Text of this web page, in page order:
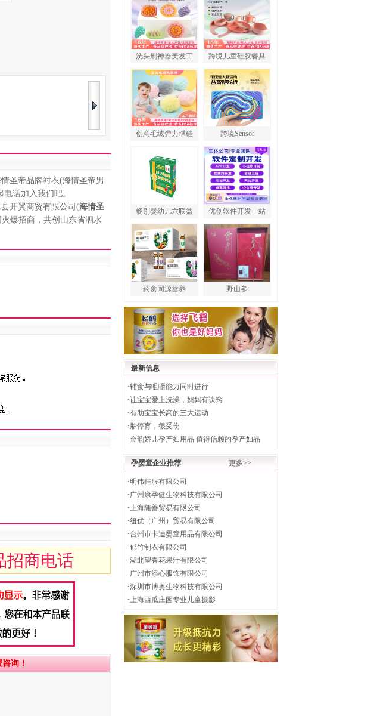
圣帝品牌衬衣(海情圣帝男
话加入我们吧。
开翼商贸有限公司(海情圣
爆招商，共创山东省泗水
招商电话
询！
洗头刷神器美发工 跨境儿童硅胶餐具
创意毛绒弹力球硅 跨境Sensor
畅别婴幼儿六联益 优创软件开发一站
药食同源营养 野山参
最新信息
·辅食与咀嚼能力同时进行
·让宝宝爱上洗澡，妈妈有诀窍
·有助宝宝长高的三大运动
·胎停育，很受伤
·金韵娇儿孕产妇用品 值得信赖的孕产妇品
孕婴童企业推荐 更多>>
·明伟鞋服有限公司
·广州康孕健生物科技有限公司
·上海随善贸易有限公司
·纽优（广州）贸易有限公司
·台州市卡迪婴童用品有限公司
·郁竹制衣有限公司
·湖北望春花果汁有限公司
·广州市添心服饰有限公司
·深圳市博奥生物科技有限公司
·上海西瓜庄园专业儿童摄影